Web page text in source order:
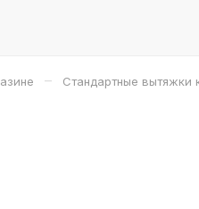
– Стандартные вытяжки